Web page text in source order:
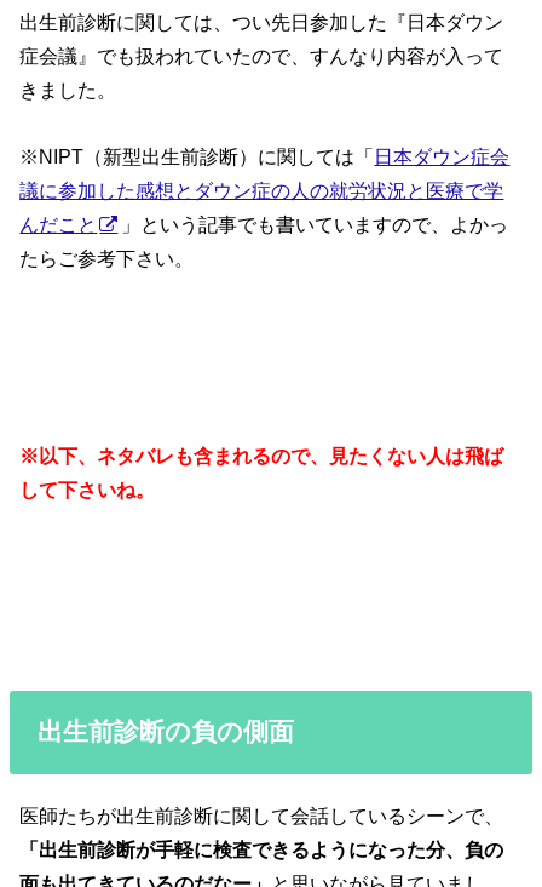
出生前診断に関しては、つい先日参加した『日本ダウン
症会議』でも扱われていたので、すんなり内容が入って
きました。
※NIPT（新型出生前診断）に関しては「日本ダウン症会
議に参加した感想とダウン症の人の就労状況と医療で学
んだこと
」という記事でも書いていますので、よかっ
たらご参考下さい。
※以下、ネタバレも含まれるので、見たくない人は飛ば
して下さいね。
出生前診断の負の側面
医師たちが出生前診断に関して会話しているシーンで、
「出生前診断が手軽に検査できるようになった分、負の